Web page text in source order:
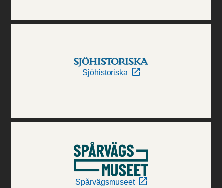
Sjöhistoriska
Spårvägsmuseet